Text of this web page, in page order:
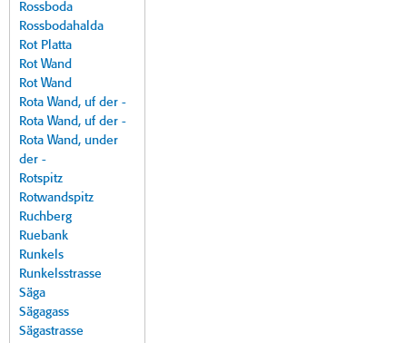
Rossboda
Rossbodahalda
Rot Platta
Rot Wand
Rot Wand
Rota Wand, uf der -
Rota Wand, uf der -
Rota Wand, under
der -
Rotspitz
Rotwandspitz
Ruchberg
Ruebank
Runkels
Runkelsstrasse
Säga
Sägagass
Sägastrasse